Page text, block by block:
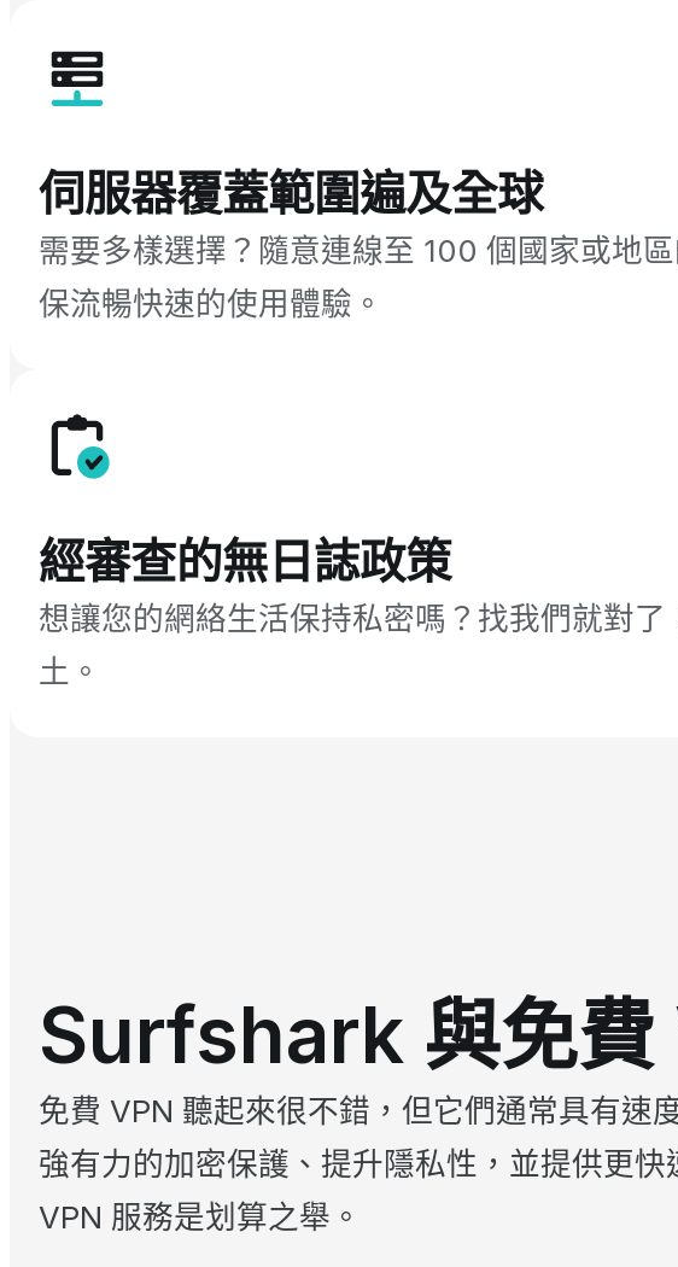
伺服器覆蓋範圍遍及全球
需要多樣選擇？隨意連線至 100 個國家或地
保流暢快速的使用體驗。
經審查的無日誌政策
想讓您的網絡生活保持私密嗎？找我們就對
土。
Surfshark 與免費
免費 VPN 聽起來很不錯，但它們通常具有速
強有力的加密保護、提升隱私性，並提供更
VPN 服務是划算之舉。